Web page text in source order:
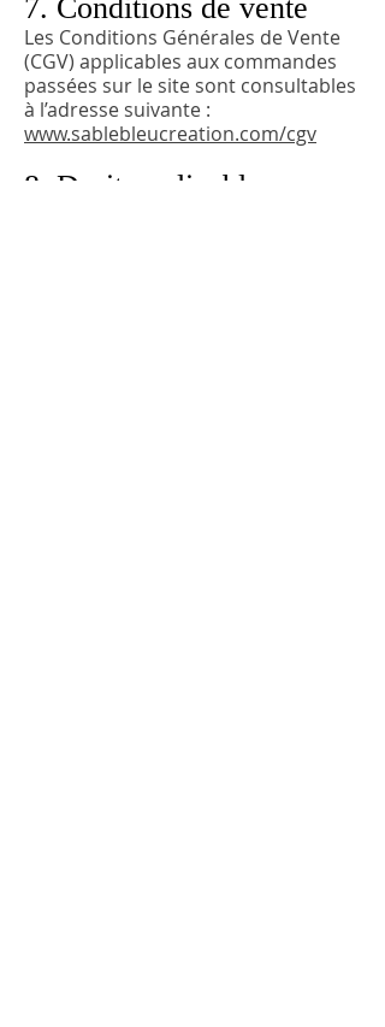
7. Conditions de vente
Les Conditions Générales de Vente
(CGV) applicables aux commandes
passées sur le site sont consultables
à l’adresse suivante :
www.sablebleucreation.com/cgv
8. Droit applicable